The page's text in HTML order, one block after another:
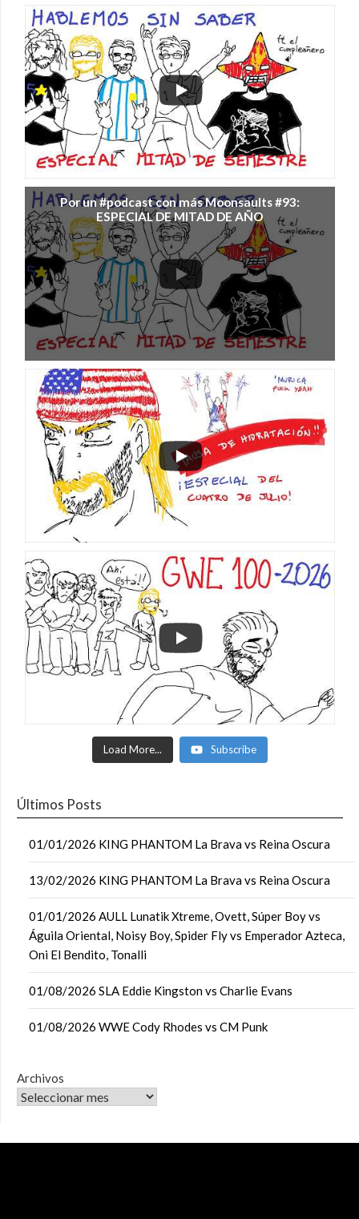
Por un #podcast con más Moonsaults #93:
ESPECIAL DE MITAD DE AÑO
Load More... Subscribe
Últimos Posts
01/01/2026 KING PHANTOM La Brava vs Reina Oscura
13/02/2026 KING PHANTOM La Brava vs Reina Oscura
01/01/2026 AULL Lunatik Xtreme, Ovett, Súper Boy vs
Águila Oriental, Noisy Boy, Spider Fly vs Emperador Azteca,
Oni El Bendito, Tonalli
01/08/2026 SLA Eddie Kingston vs Charlie Evans
01/08/2026 WWE Cody Rhodes vs CM Punk
Archivos